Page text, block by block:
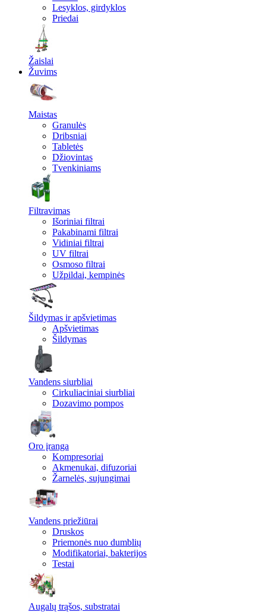
Lesyklos, girdyklos
Priedai
Žaislai
Žuvims
Maistas
Granulės
Dribsniai
Tabletės
Džiovintas
Tvenkiniams
Filtravimas
Išoriniai filtrai
Pakabinami filtrai
Vidiniai filtrai
UV filtrai
Osmoso filtrai
Užpildai, kempinės
Šildymas ir apšvietimas
Apšvietimas
Šildymas
Vandens siurbliai
Cirkuliaciniai siurbliai
Dozavimo pompos
Oro įranga
Kompresoriai
Akmenukai, difuzoriai
Žarnelės, sujungimai
Vandens priežiūrai
Druskos
Priemonės nuo dumblių
Modifikatoriai, bakterijos
Testai
Augalų trąšos, substratai